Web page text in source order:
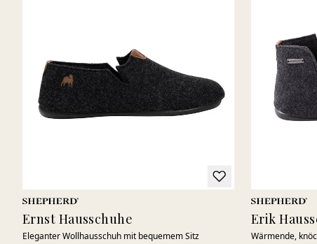
Ernst Hausschuhe
Eleganter Wollhausschuh mit bequemem Sitz
Erik
Wärmende,